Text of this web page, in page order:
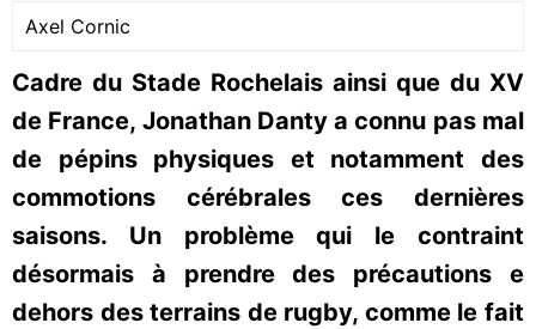
Axel Cornic
Cadre du Stade Rochelais ainsi que du XV
de France, Jonathan Danty a connu pas mal
de pépins physiques et notamment des
commotions cérébrales ces dernières
saisons. Un problème qui le contraint
désormais à prendre des précautions e
dehors des terrains de rugby, comme le fait